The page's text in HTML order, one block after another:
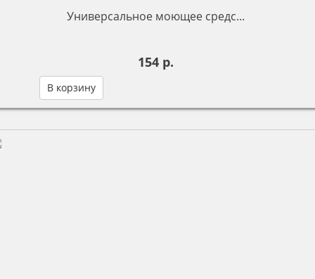
Универсальное моющее средс...
154 р.
В корзину